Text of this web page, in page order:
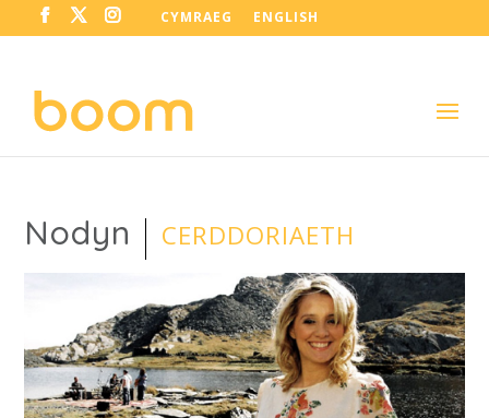
CYMRAEG ENGLISH
Nodyn CERDDORIAETH